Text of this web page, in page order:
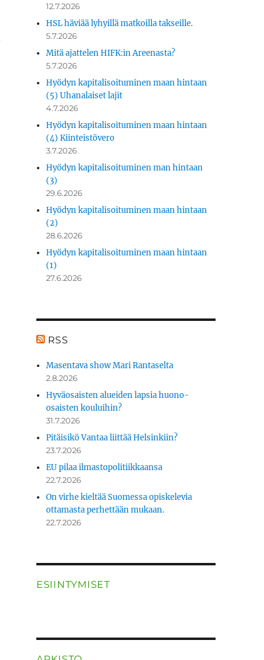
12.7.2026
HSL häviää lyhyillä matkoilla takseille.
5.7.2026
Mitä ajattelen HIFK:in Areenasta?
5.7.2026
Hyödyn kapitalisoituminen maan hintaan
(5) Uhanalaiset lajit
4.7.2026
Hyödyn kapitalisoituminen maan hintaan
(4) Kiinteistövero
3.7.2026
Hyödyn kapitalisoituminen man hintaan
(3)
29.6.2026
Hyödyn kapitalisoituminen maan hintaan
(2)
28.6.2026
Hyödyn kapitalisoituminen maan hintaan
(1)
27.6.2026
RSS
Masentava show Mari Rantaselta
2.8.2026
Hyväosaisten alueiden lapsia huono-
osaisten kouluihin?
31.7.2026
Pitäisikö Vantaa liittää Helsinkiin?
23.7.2026
EU pilaa ilmastopolitiikkaansa
22.7.2026
On virhe kieltää Suomessa opiskelevia
ottamasta perhettään mukaan.
22.7.2026
ESIINTYMISET